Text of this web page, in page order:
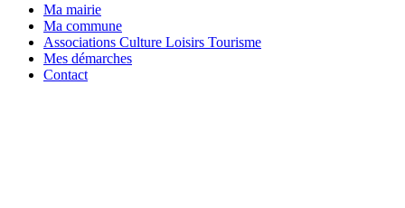
Ma mairie
Ma commune
Associations Culture Loisirs Tourisme
Mes démarches
Contact